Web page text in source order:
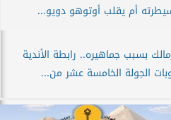
أم يقلب أوتوهو دويو...
بسبب جماهيره.. رابطة الأندية
الجولة الخامسة عشر من...